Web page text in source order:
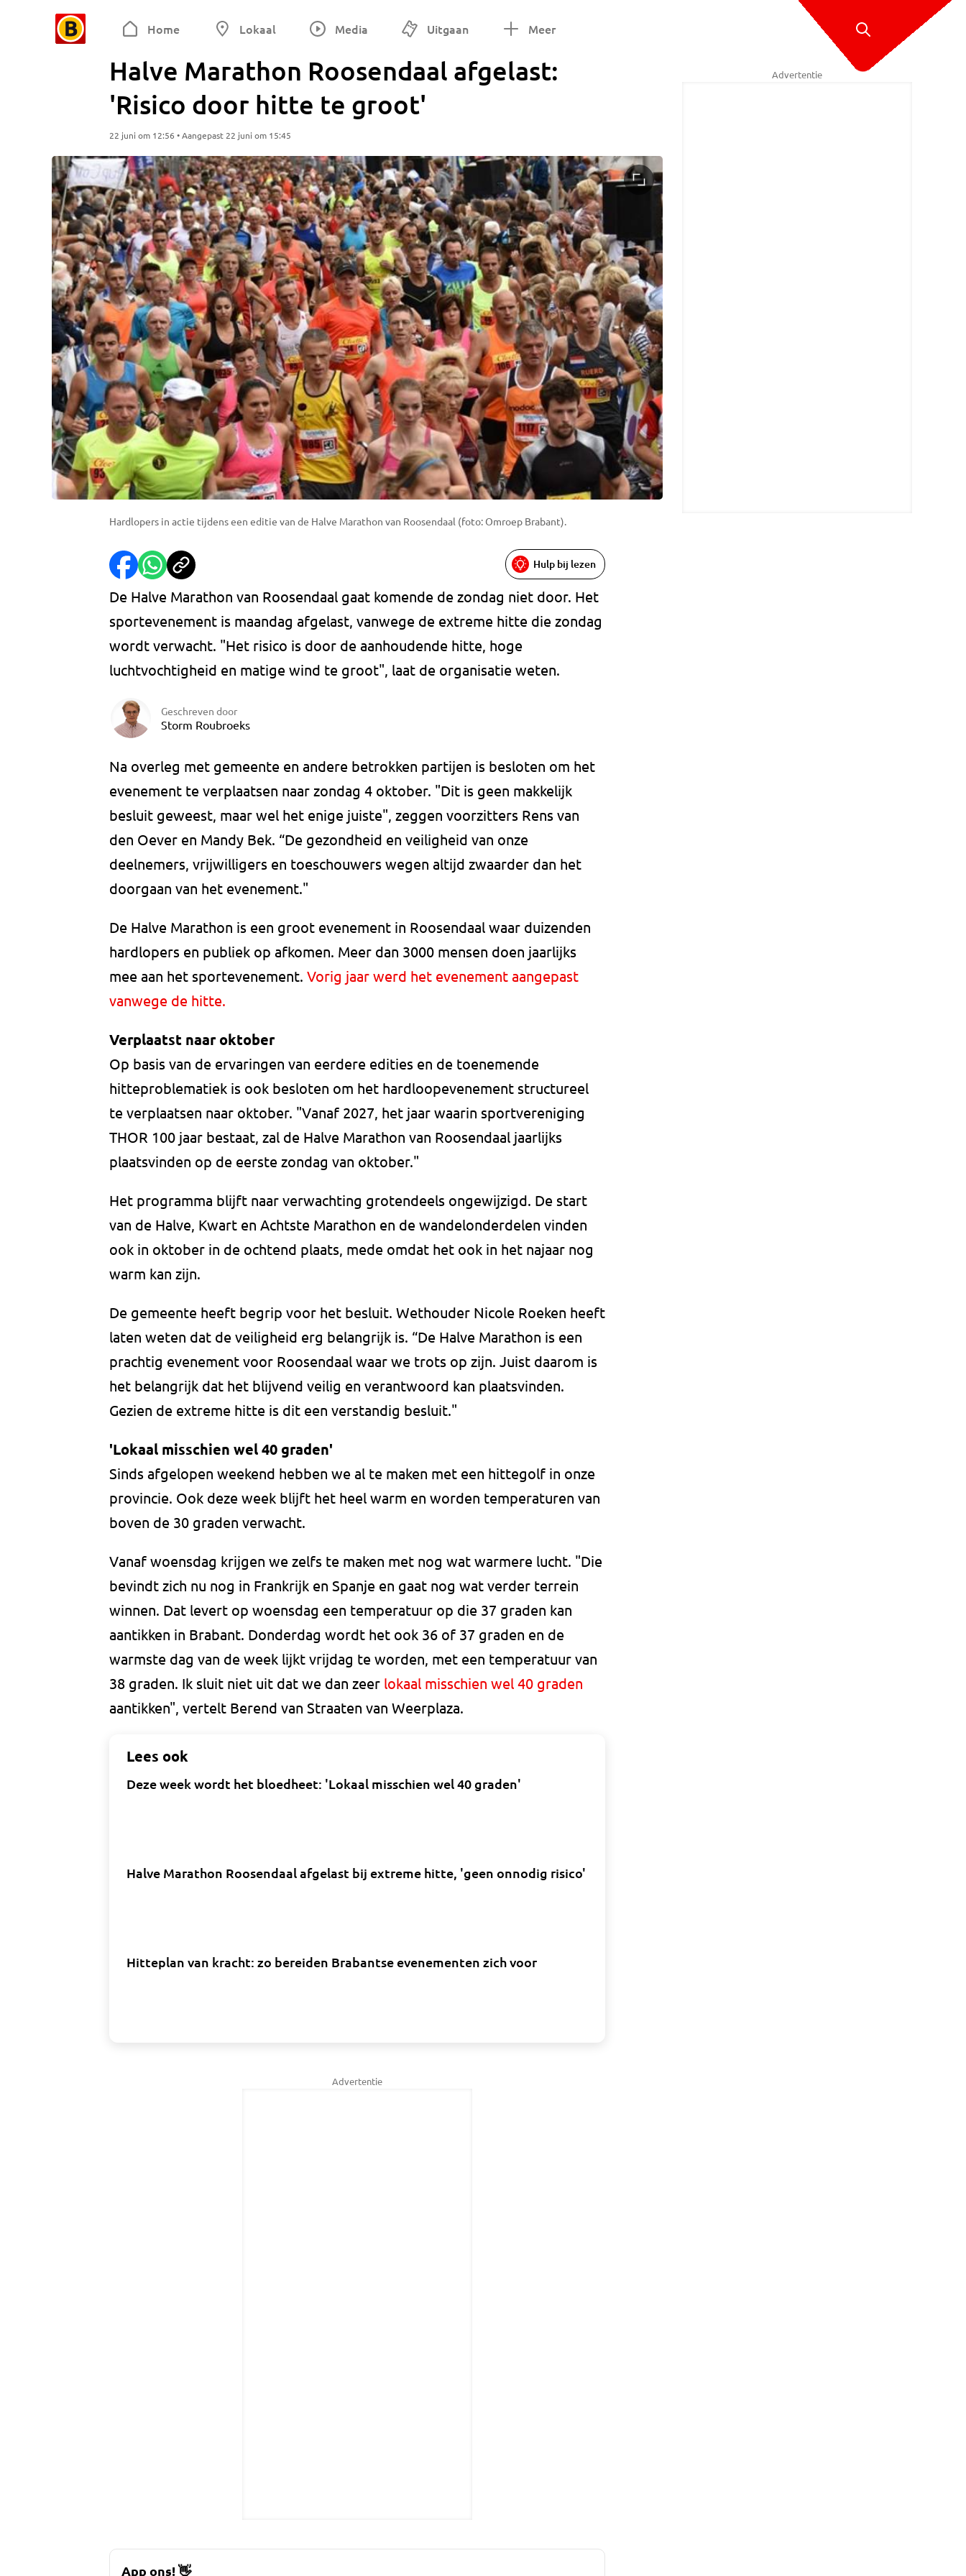
Home Lokaal Media Uitgaan Meer
Halve Marathon Roosendaal afgelast:
'Risico door hitte te groot'
22 juni om 12:56 • Aangepast 22 juni om 15:45
Hardlopers in actie tijdens een editie van de Halve Marathon van Roosendaal (foto: Omroep Brabant).
Hulp bij lezen
De Halve Marathon van Roosendaal gaat komende de zondag niet door. Het
sportevenement is maandag afgelast, vanwege de extreme hitte die zondag
wordt verwacht. "Het risico is door de aanhoudende hitte, hoge
luchtvochtigheid en matige wind te groot", laat de organisatie weten.
Geschreven door
Storm Roubroeks
Na overleg met gemeente en andere betrokken partijen is besloten om het
evenement te verplaatsen naar zondag 4 oktober. "Dit is geen makkelijk
besluit geweest, maar wel het enige juiste", zeggen voorzitters Rens van
den Oever en Mandy Bek. “De gezondheid en veiligheid van onze
deelnemers, vrijwilligers en toeschouwers wegen altijd zwaarder dan het
doorgaan van het evenement."
De Halve Marathon is een groot evenement in Roosendaal waar duizenden
hardlopers en publiek op afkomen. Meer dan 3000 mensen doen jaarlijks
mee aan het sportevenement. Vorig jaar werd het evenement aangepast
vanwege de hitte.
Verplaatst naar oktober
Op basis van de ervaringen van eerdere edities en de toenemende
hitteproblematiek is ook besloten om het hardloopevenement structureel
te verplaatsen naar oktober. "Vanaf 2027, het jaar waarin sportvereniging
THOR 100 jaar bestaat, zal de Halve Marathon van Roosendaal jaarlijks
plaatsvinden op de eerste zondag van oktober."
Het programma blijft naar verwachting grotendeels ongewijzigd. De start
van de Halve, Kwart en Achtste Marathon en de wandelonderdelen vinden
ook in oktober in de ochtend plaats, mede omdat het ook in het najaar nog
warm kan zijn.
De gemeente heeft begrip voor het besluit. Wethouder Nicole Roeken heeft
laten weten dat de veiligheid erg belangrijk is. “De Halve Marathon is een
prachtig evenement voor Roosendaal waar we trots op zijn. Juist daarom is
het belangrijk dat het blijvend veilig en verantwoord kan plaatsvinden.
Gezien de extreme hitte is dit een verstandig besluit."
'Lokaal misschien wel 40 graden'
Sinds afgelopen weekend hebben we al te maken met een hittegolf in onze
provincie. Ook deze week blijft het heel warm en worden temperaturen van
boven de 30 graden verwacht.
Vanaf woensdag krijgen we zelfs te maken met nog wat warmere lucht. "Die
bevindt zich nu nog in Frankrijk en Spanje en gaat nog wat verder terrein
winnen. Dat levert op woensdag een temperatuur op die 37 graden kan
aantikken in Brabant. Donderdag wordt het ook 36 of 37 graden en de
warmste dag van de week lijkt vrijdag te worden, met een temperatuur van
38 graden. Ik sluit niet uit dat we dan zeer lokaal misschien wel 40 graden
aantikken", vertelt Berend van Straaten van Weerplaza.
Lees ook
Deze week wordt het bloedheet: 'Lokaal misschien wel 40 graden'
Halve Marathon Roosendaal afgelast bij extreme hitte, 'geen onnodig risico'
Hitteplan van kracht: zo bereiden Brabantse evenementen zich voor
Advertentie
Advertentie
App ons!👋